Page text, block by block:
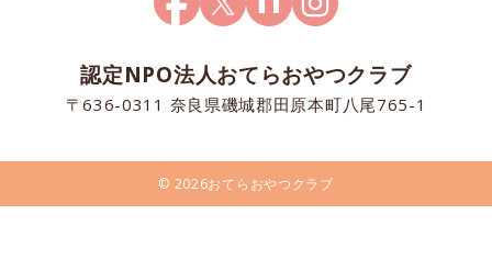
認定NPO法人おてらおやつクラブ
〒636-0311 奈良県磯城郡田原本町八尾765-1
© 2026おてらおやつクラブ